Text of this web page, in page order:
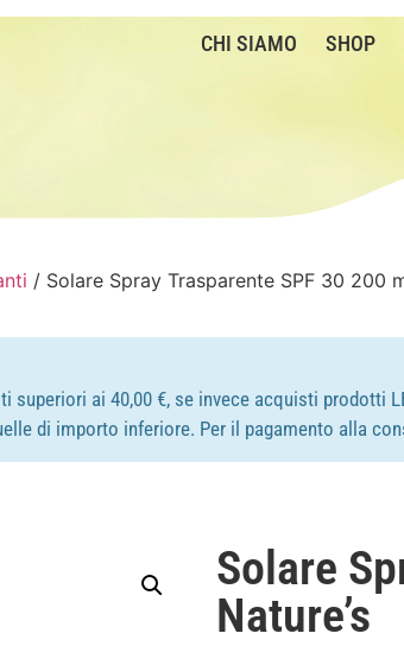
CHI SIAMO SHOP
/ Solare Spray Trasparente SPF 30 200
ai 40,00 €, se invece acquisti prodotti
di importo inferiore. Per il pagamento alla
Solare
Nature’s